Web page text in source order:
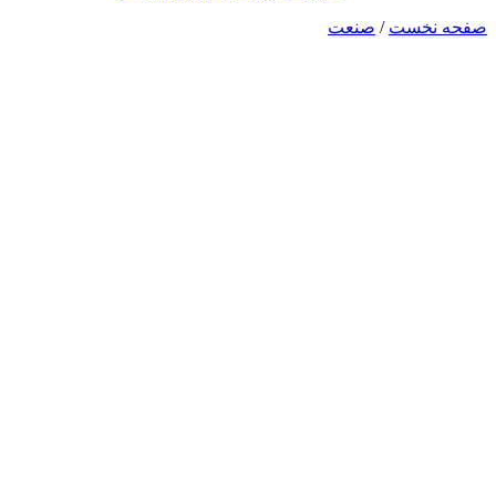
صفحه نخست / صنعت